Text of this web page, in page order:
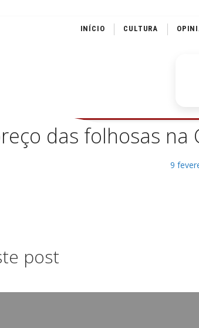
INÍCIO CULTURA
das folhosas na
9
post